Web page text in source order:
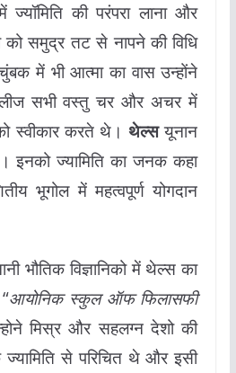
की परंपरा लाना और
को समुद्र तट से नापने की विधि
में भी आत्मा का वास उन्होंने
सभी वस्तु चर और अचर में
स्वीकार करते थे।थेल्सयूनान
इनको ज्यामिति का जनक कहा
भूगोल में महत्वपूर्ण योगदान
भौतिक विज्ञानिको में थेल्स का
आयोनिक स्कुल ऑफ फिलासफी
मिस्र और सहलग्न देशो की
से परिचित थे और इसी